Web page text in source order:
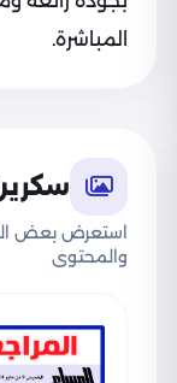
المباشرة.
استعرض بعض
والمحتوى